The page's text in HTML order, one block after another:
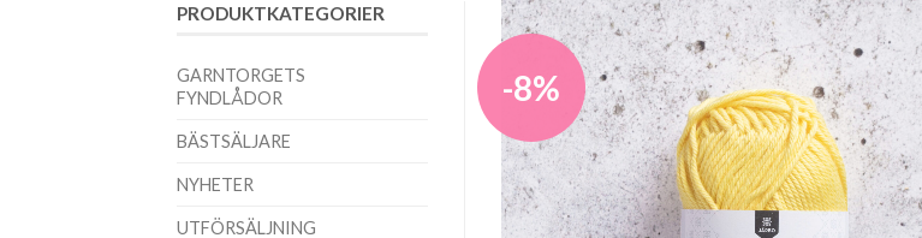
PRODUKTKATEGORIER
GARNTORGETS
FYNDLÅDOR
BÄSTSÄLJARE
NYHETER
UTFÖRSÄLJNING
-8%